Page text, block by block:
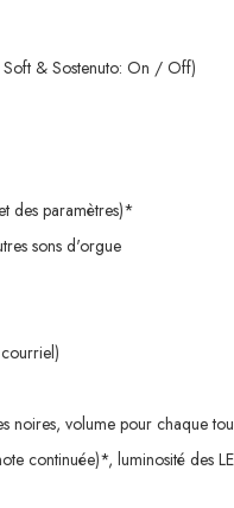
& Sostenuto: On / Off)
des paramètres)*
sons d'orgue
noires, volume pour chaque
continuée)*, luminosité